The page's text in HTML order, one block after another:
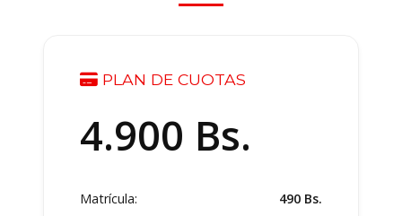
PLAN DE CUOTAS
4.900 Bs.
Matrícula: 490 Bs.